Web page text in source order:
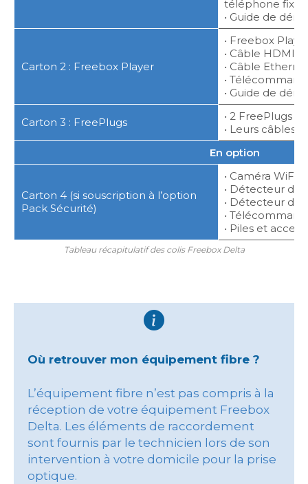
téléphone fixe
• Guide de
Carton 2 : Freebox Player
• Freebox
• Câble HDMI
• Câble
•
• Guide de
Carton 3 : FreePlugs
• 2 FreePlugs
• Leurs câbles
En option
Carton 4 (si souscription à l’option
Pack Sécurité)
• Caméra WiFi
• Détecteur
• Détecteur de
•
• Piles et
Tableau récapitulatif des colis Freebox Delta
Où retrouver mon équipement fibre ?
L’équipement fibre n’est pas compris à la
réception de votre équipement Freebox
Delta. Les éléments de raccordement
sont fournis par le technicien lors de son
intervention à votre domicile pour la prise
optique.